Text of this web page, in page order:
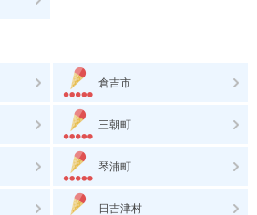
倉吉市
三朝町
琴浦町
日吉津村